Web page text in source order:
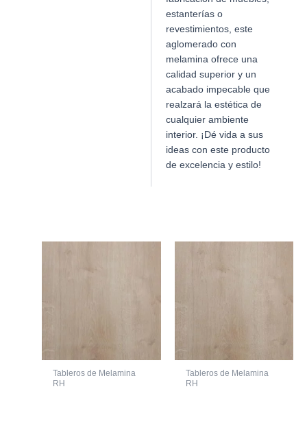
estanterías o
revestimientos, este
aglomerado con
melamina ofrece una
calidad superior y un
acabado impecable que
realzará la estética de
cualquier ambiente
interior. ¡Dé vida a sus
ideas con este producto
de excelencia y estilo!
Tableros de Melamina
RH
Tableros de Melamina
RH